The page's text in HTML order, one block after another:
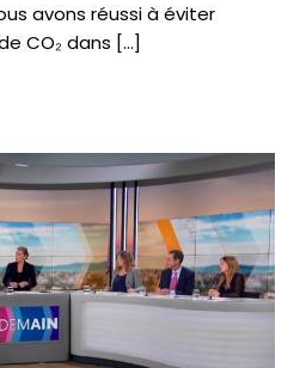
avons réussi à éviter
CO₂ dans […]